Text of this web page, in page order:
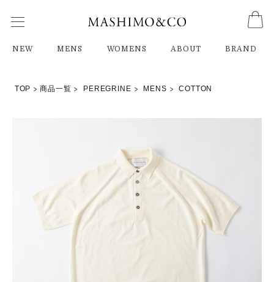
NEW MENS WOMENS ABOUT BRAND
TOP 商品一覧 PEREGRINE MENS COTTON